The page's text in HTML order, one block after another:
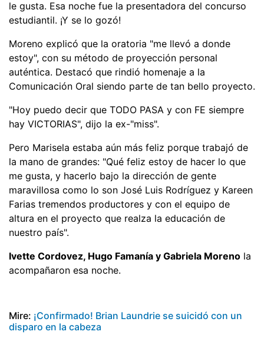
le gusta. Esa noche fue la presentadora del concurso
estudiantil. ¡Y se lo gozó!
Moreno explicó que la oratoria "me llevó a donde
estoy", con su método de proyección personal
auténtica. Destacó que rindió homenaje a la
Comunicación Oral siendo parte de tan bello proyecto.
"Hoy puedo decir que TODO PASA y con FE siempre
hay VICTORIAS", dijo la ex-"miss".
Pero Marisela estaba aún más feliz porque trabajó de
la mano de grandes: "Qué feliz estoy de hacer lo que
me gusta, y hacerlo bajo la dirección de gente
maravillosa como lo son José Luis Rodríguez y Kareen
Farias tremendos productores y con el equipo de
altura en el proyecto que realza la educación de
nuestro país".
Ivette Cordovez, Hugo Famanía y Gabriela Moreno la
acompañaron esa noche.
Mire: ¡Confirmado! Brian Laundrie se suicidó con un
disparo en la cabeza